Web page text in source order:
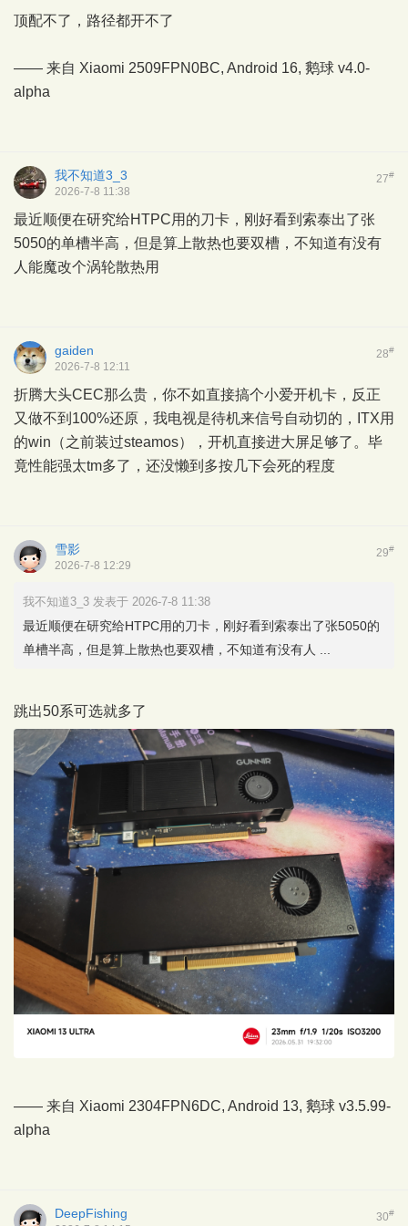
顶配不了，路径都开不了
—— 来自 Xiaomi 2509FPN0BC, Android 16, 鹅球 v4.0-
alpha
27#
我不知道3_3
2026-7-8 11:38
最近顺便在研究给HTPC用的刀卡，刚好看到索泰出了张
5050的单槽半高，但是算上散热也要双槽，不知道有没有
人能魔改个涡轮散热用
28#
gaiden
2026-7-8 12:11
折腾大头CEC那么贵，你不如直接搞个小爱开机卡，反正
又做不到100%还原，我电视是待机来信号自动切的，ITX用
的win（之前装过steamos），开机直接进大屏足够了。毕
竟性能强太tm多了，还没懒到多按几下会死的程度
29#
雪影
2026-7-8 12:29
我不知道3_3 发表于 2026-7-8 11:38
最近顺便在研究给HTPC用的刀卡，刚好看到索泰出了张5050的
单槽半高，但是算上散热也要双槽，不知道有没有人 ...
跳出50系可选就多了
—— 来自 Xiaomi 2304FPN6DC, Android 13, 鹅球 v3.5.99-
alpha
30#
DeepFishing